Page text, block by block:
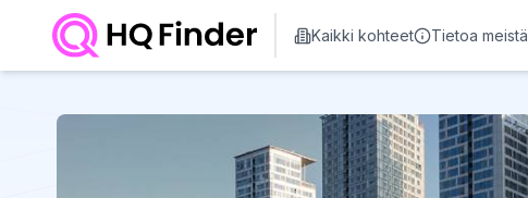
Kaikki kohteet Tietoa meistä